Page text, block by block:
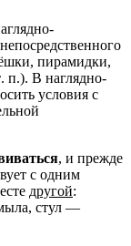
пирамидки,
. п.). В наглядно-
условия с
, и прежде
с одним
другой:
стул —